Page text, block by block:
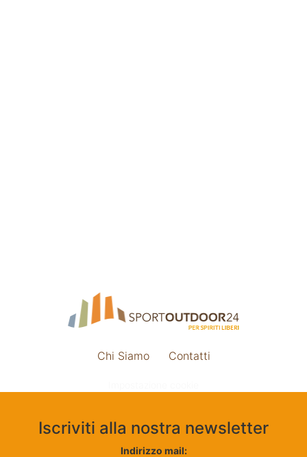
Chi Siamo Contatti
Iscriviti alla nostra newsletter
Indirizzo mail: